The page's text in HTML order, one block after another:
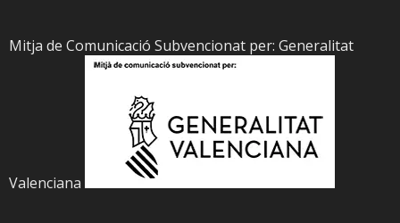
Mitja de Comunicació Subvencionat per: Generalitat
Valenciana